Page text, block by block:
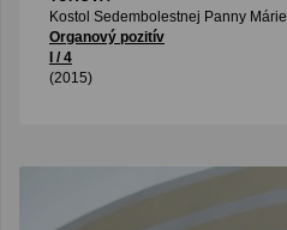
Kostol Sedembolestnej Panny Márie
Organový pozitív
I / 4
(2015)